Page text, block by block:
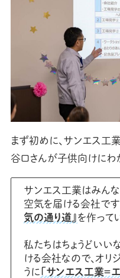
まず初めに、サンエス工
谷口さんが子供向けにわ
サンエス工業はみんな
空気を届ける会社です
気の通り道』を作って
私たちはちょうどいい
ける会社なので、オリ
うに
「サンエス工業＝